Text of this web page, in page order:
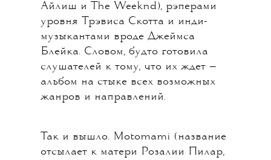
Айлиш и The Weeknd), рэперами
уровня Трэвиса Скотта и инди-
музыкантами вроде Джеймса
Блейка. Словом, будто готовила
слушателей к тому, что их ждет —
альбом на стыке всех возможных
жанров и направлений.
Так и вышло. Motomami (название
отсылает к матери Розалии Пилар,